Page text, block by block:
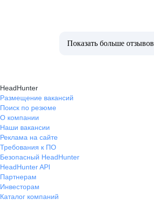
Показать больше отзывов
HeadHunter
Размещение вакансий
Поиск по резюме
О компании
Наши вакансии
Реклама на сайте
Требования к ПО
Безопасный HeadHunter
HeadHunter API
Партнерам
Инвесторам
Каталог компаний